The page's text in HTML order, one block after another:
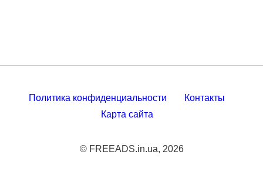
Политика конфиденциальности
Контакты
Карта сайта
© FREEADS.in.ua, 2026